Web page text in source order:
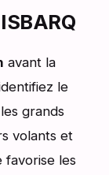
avant la
le
grands
volants et
favorise les